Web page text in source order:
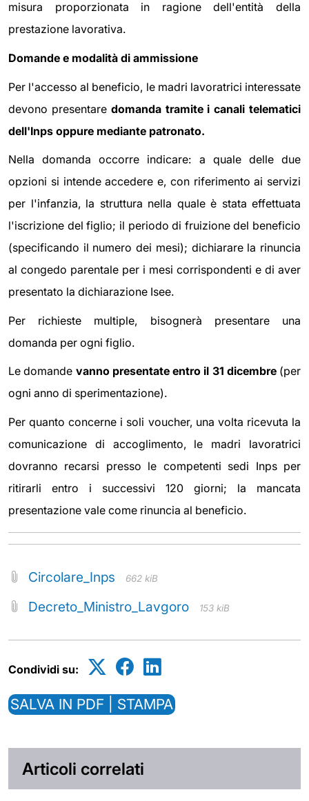
misura proporzionata in ragione dell'entità della
prestazione lavorativa.
Domande e modalità di ammissione
Per l'accesso al beneficio, le madri lavoratrici interessate
devono presentare domanda tramite i canali telematici
dell'Inps oppure mediante patronato.
Nella domanda occorre indicare: a quale delle due
opzioni si intende accedere e, con riferimento ai servizi
per l'infanzia, la struttura nella quale è stata effettuata
l'iscrizione del figlio; il periodo di fruizione del beneficio
(specificando il numero dei mesi); dichiarare la rinuncia
al congedo parentale per i mesi corrispondenti e di aver
presentato la dichiarazione Isee.
Per richieste multiple, bisognerà presentare una
domanda per ogni figlio.
Le domande vanno presentate entro il 31 dicembre(per
ogni anno di sperimentazione).
Per quanto concerne i soli voucher, una volta ricevuta la
comunicazione di accoglimento, le madri lavoratrici
dovranno recarsi presso le competenti sedi Inps per
ritirarli entro i successivi 120 giorni; la mancata
presentazione vale come rinuncia al beneficio.
Circolare_Inps 662 kiB
Decreto_Ministro_Lavgoro 153 kiB
Condividi su:
SALVA IN PDF | STAMPA
Articoli correlati